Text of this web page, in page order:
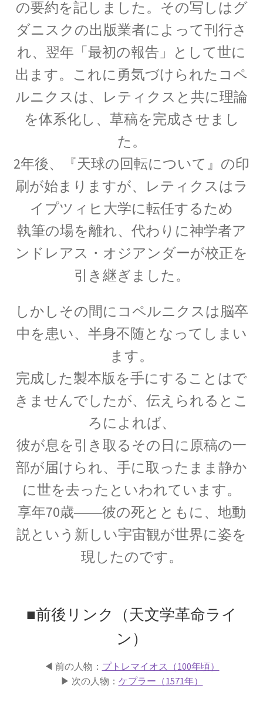
【「ロボット3原則」で有名なSF作家】
アイザック・ニュートン
【微積分を駆使して空間・時間・力
を明確に定式化】
アイザック・バロー
【幾何学的に微積分を考えニュートンを育て
た】
アイナー・ヘルツシュプルング
‗【H‐R図で恒星を整理して星の明るさと表面温度を考察】
アウグスト・ピカール
【深海と成層圏に挑んだ物理学者にして冒険
家】
アメリカ関係の物理学者のまとめ
ベンジャミンフランクリンからファインマン他
【兵器を発案し円周率を推定（幾何
学的考察）した多彩な人】
の要約を記しました。その写しはグ
ダニスクの出版業者によって刊行さ
れ、翌年「最初の報告」として世に
出ます。これに勇気づけられたコペ
ルニクスは、レティクスと共に理論
を体系化し、草稿を完成させまし
た。
2年後、『天球の回転について』の印
刷が始まりますが、レティクスはラ
イプツィヒ大学に転任するため
執筆の場を離れ、代わりに神学者ア
ンドレアス・オジアンダーが校正を
引き継ぎました。
しかしその間にコペルニクスは脳卒
中を患い、半身不随となってしまい
ます。
完成した製本版を手にすることはで
きませんでしたが、伝えられるとこ
ろによれば、
彼が息を引き取るその日に原稿の一
部が届けられ、手に取ったまま静か
に世を去ったといわれています。
享年70歳――彼の死とともに、地動
説という新しい宇宙観が世界に姿を
現したのです。
■前後リンク（天文学革命ライ
ン）
◀ 前の人物： プトレマイオス（100年頃）
▶ 次の人物： ケプラー（1571年）